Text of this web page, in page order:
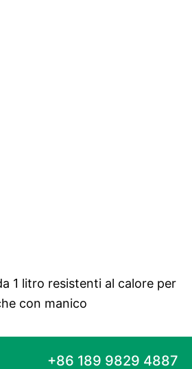
1 litro resistenti al calore per
con manico
+86 189 9829 4887